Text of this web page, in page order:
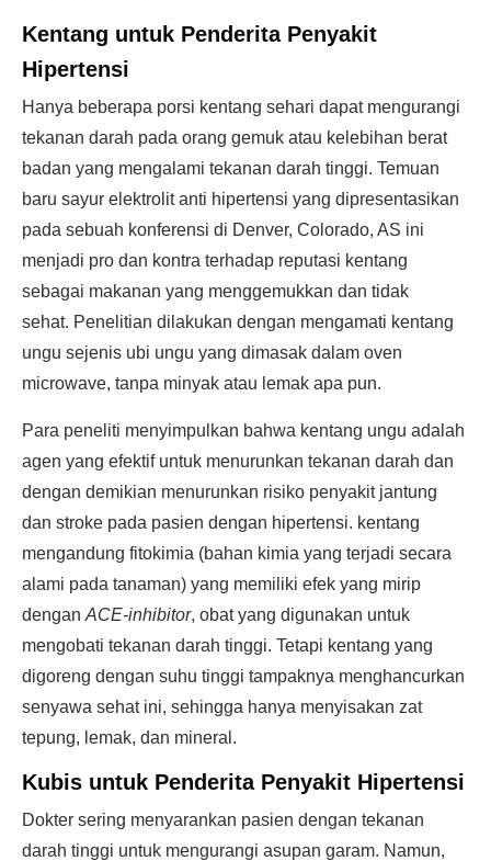
Kentang untuk Penderita Penyakit
Hipertensi
Hanya beberapa porsi kentang sehari dapat mengurangi
tekanan darah pada orang gemuk atau kelebihan berat
badan yang mengalami tekanan darah tinggi. Temuan
baru sayur elektrolit anti hipertensi yang dipresentasikan
pada sebuah konferensi di Denver, Colorado, AS ini
menjadi pro dan kontra terhadap reputasi kentang
sebagai makanan yang menggemukkan dan tidak
sehat. Penelitian dilakukan dengan mengamati kentang
ungu sejenis ubi ungu yang dimasak dalam oven
microwave, tanpa minyak atau lemak apa pun.
Para peneliti menyimpulkan bahwa kentang ungu adalah
agen yang efektif untuk menurunkan tekanan darah dan
dengan demikian menurunkan risiko penyakit jantung
dan stroke pada pasien dengan hipertensi. kentang
mengandung fitokimia (bahan kimia yang terjadi secara
alami pada tanaman) yang memiliki efek yang mirip
dengan ACE-inhibitor, obat yang digunakan untuk
mengobati tekanan darah tinggi. Tetapi kentang yang
digoreng dengan suhu tinggi tampaknya menghancurkan
senyawa sehat ini, sehingga hanya menyisakan zat
tepung, lemak, dan mineral.
Kubis untuk Penderita Penyakit Hipertensi
Dokter sering menyarankan pasien dengan tekanan
darah tinggi untuk mengurangi asupan garam. Namun,